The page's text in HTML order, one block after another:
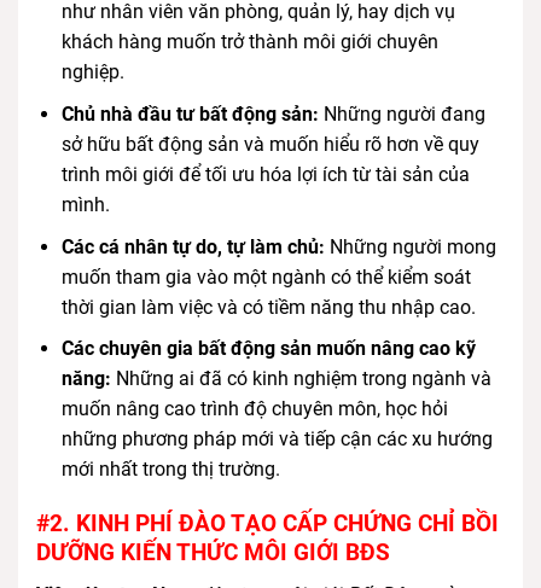
như nhân viên văn phòng, quản lý, hay dịch vụ
khách hàng muốn trở thành môi giới chuyên
nghiệp.
Chủ nhà đầu tư bất động sản: Những người đang
sở hữu bất động sản và muốn hiểu rõ hơn về quy
trình môi giới để tối ưu hóa lợi ích từ tài sản của
mình.
Các cá nhân tự do, tự làm chủ: Những người mong
muốn tham gia vào một ngành có thể kiểm soát
thời gian làm việc và có tiềm năng thu nhập cao.
Các chuyên gia bất động sản muốn nâng cao kỹ
năng: Những ai đã có kinh nghiệm trong ngành và
muốn nâng cao trình độ chuyên môn, học hỏi
những phương pháp mới và tiếp cận các xu hướng
mới nhất trong thị trường.
#2. KINH PHÍ ĐÀO TẠO CẤP CHỨNG CHỈ BỒI
DƯỠNG KIẾN THỨC MÔI GIỚI BĐS